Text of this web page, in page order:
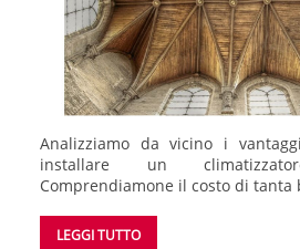
Analizziamo da vicino i
installare un
Comprendiamone il costo di tanta
LEGGI TUTTO